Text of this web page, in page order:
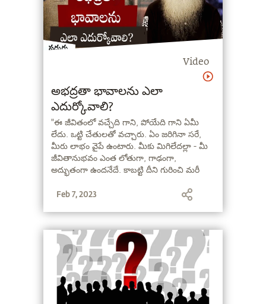
Video
అభద్రతా భావాలను ఎలా
ఎదుర్కోవాలి?
"ఈ జీవితంలో వచ్చేది గాని, పోయేది గాని ఏమీ
లేదు. ఒట్టి చేతులతో వచ్చారు. ఏం జరిగినా సరే,
మీరు లాభం వైపే ఉంటారు. మీకు మిగిలేదల్లా - మీ
జీవితానుభవం ఎంత లోతుగా, గాఢంగా,
అద్భుతంగా ఉందనేదే. కాబట్టి దీని గురించి మరీ
అన్నట్లుగా ఉన్నారు. లేదు! కోల్పోయేది గాని,
Feb 7, 2023